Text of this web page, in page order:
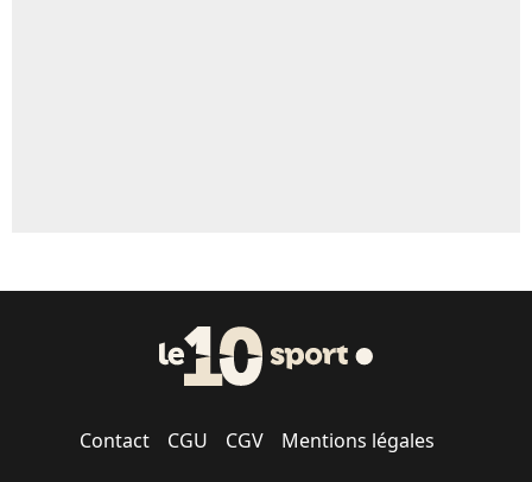
Contact CGU CGV Mentions légales